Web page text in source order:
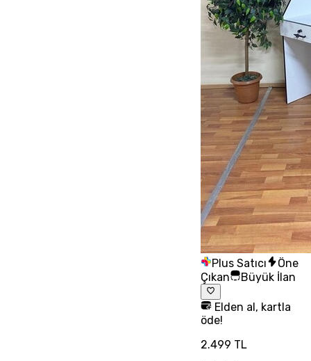
Plus Satıcı
Öne
Çıkan
Büyük İlan
Elden al, kartla
öde!
2.499 TL